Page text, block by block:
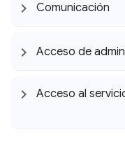
Comunicación
Acceso de
Acceso al